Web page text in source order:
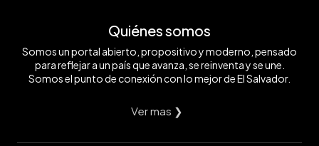
Quiénes somos
Somos un portal abierto, propositivo y moderno, pensado
para reflejar a un país que avanza, se reinventa y se une.
Somos el punto de conexión con lo mejor de El Salvador.
Ver mas ❯